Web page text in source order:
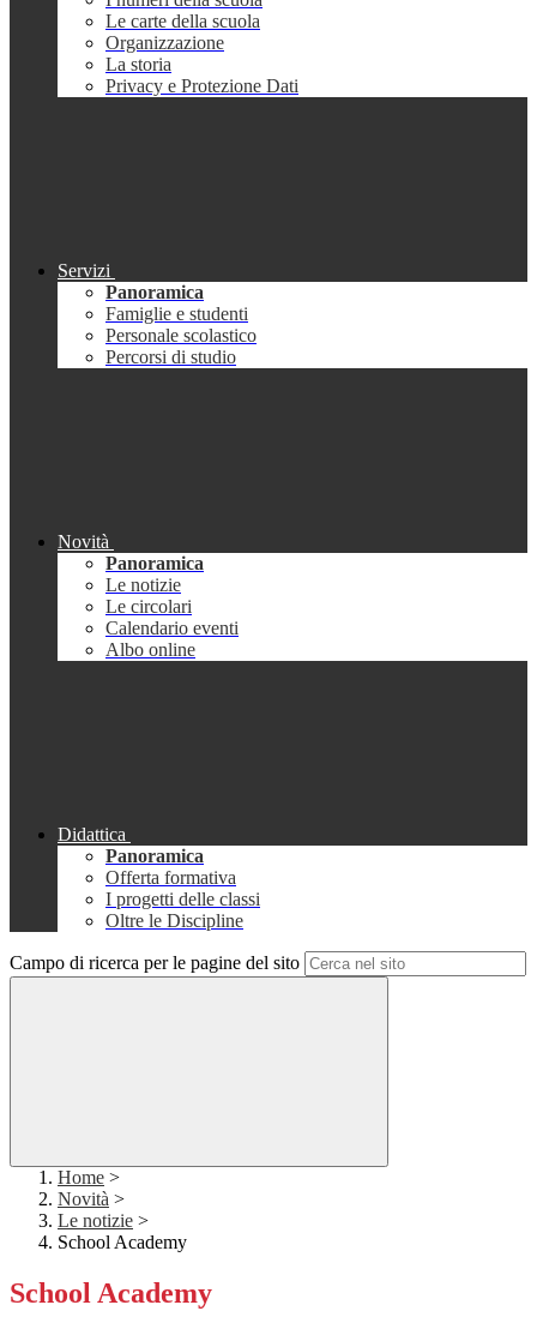
Le carte della scuola
Organizzazione
La storia
Privacy e Protezione Dati
Servizi
Panoramica
Famiglie e studenti
Personale scolastico
Percorsi di studio
Novità
Panoramica
Le notizie
Le circolari
Calendario eventi
Albo online
Didattica
Panoramica
Offerta formativa
I progetti delle classi
Oltre le Discipline
Campo di ricerca per le pagine del sito
Home >
Novità >
Le notizie >
School Academy
School Academy